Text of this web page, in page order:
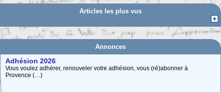
Articles les plus vus
Annonces
Adhésion 2026
Vous voulez adhérer, renouveler votre adhésion, vous (ré)abonner à
Provence (…)